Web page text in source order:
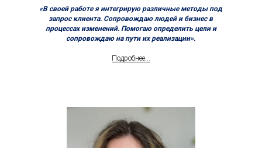
«В своей работе я интегрирую различные методы под
запрос клиента. Сопровождаю людей и бизнес в
процессах изменений. Помогаю определить цели и
сопровождаю на пути их реализации».
Подробнее...